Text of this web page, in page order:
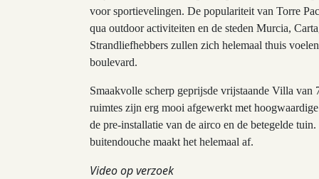
voor sportievelingen. De populariteit van Torre
qua outdoor activiteiten en de steden Murcia,
Strandliefhebbers zullen zich helemaal thuis
boulevard.
Smaakvolle scherp geprijsde vrijstaande Villa
ruimtes zijn erg mooi afgewerkt met
de pre-installatie van de airco en de betegelde
buitendouche maakt het helemaal af.
Video op verzoek